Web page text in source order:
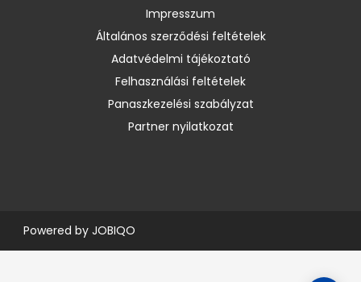
Impresszum
Általános szerződési feltételek
Adatvédelmi tájékoztató
Felhasználási feltételek
Panaszkezelési szabályzat
Partner nyilatkozat
Powered by JOBIQO